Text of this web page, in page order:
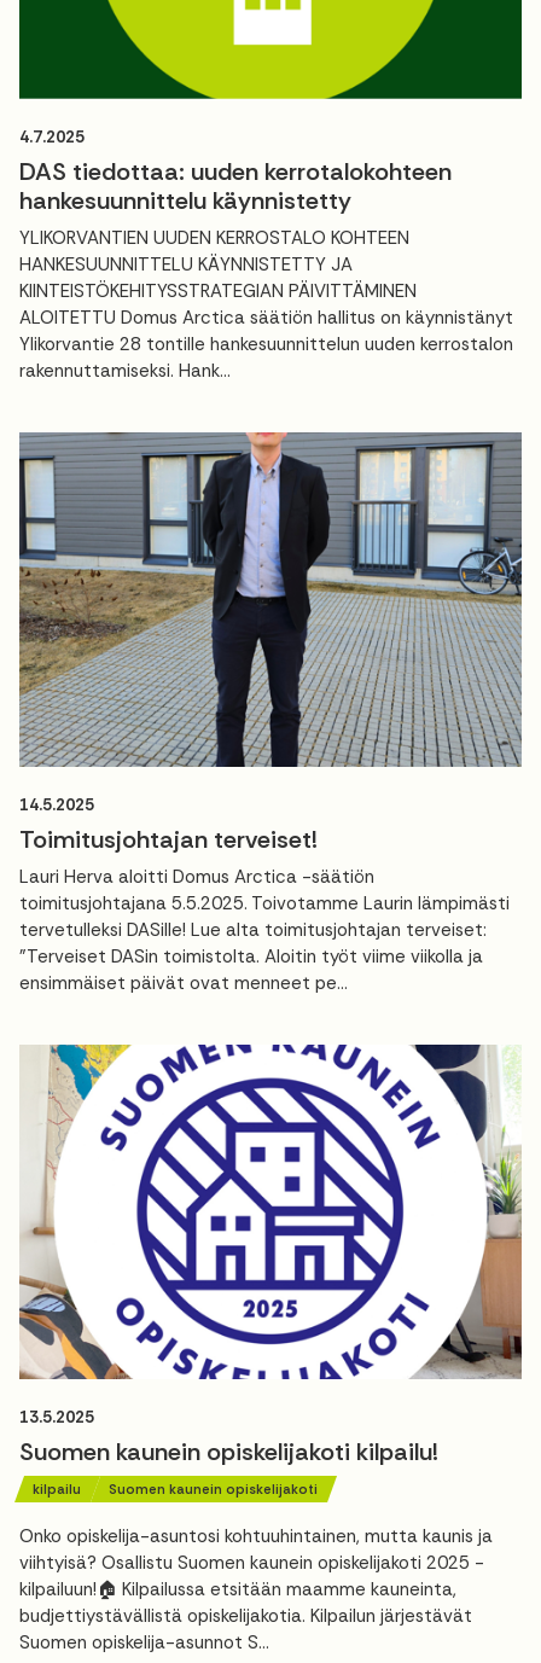
4.7.2025
DAS tiedottaa: uuden kerrotalokohteen
hankesuunnittelu käynnistetty
YLIKORVANTIEN UUDEN KERROSTALO KOHTEEN
HANKESUUNNITTELU KÄYNNISTETTY JA
KIINTEISTÖKEHITYSSTRATEGIAN PÄIVITTÄMINEN
ALOITETTU Domus Arctica säätiön hallitus on käynnistänyt
Ylikorvantie 28 tontille hankesuunnittelun uuden kerrostalon
rakennuttamiseksi. Hank...
14.5.2025
Toimitusjohtajan terveiset!
Lauri Herva aloitti Domus Arctica -säätiön
toimitusjohtajana 5.5.2025. Toivotamme Laurin lämpimästi
tervetulleksi DASille! Lue alta toimitusjohtajan terveiset:
"Terveiset DASin toimistolta. Aloitin työt viime viikolla ja
ensimmäiset päivät ovat menneet pe...
13.5.2025
Suomen kaunein opiskelijakoti kilpailu!
kilpailu Suomen kaunein opiskelijakoti
Onko opiskelija-asuntosi kohtuuhintainen, mutta kaunis ja
viihtyisä? Osallistu Suomen kaunein opiskelijakoti 2025 -
kilpailuun!🏠 Kilpailussa etsitään maamme kauneinta,
budjettiystävällistä opiskelijakotia. Kilpailun järjestävät
Suomen opiskelija-asunnot S...